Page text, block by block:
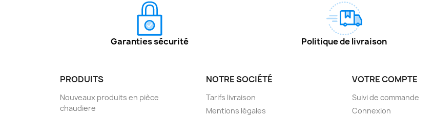
Garanties sécurité Politique de livraison
PRODUITS
Nouveaux produits en pièce
chaudiere
NOTRE SOCIÉTÉ
Tarifs livraison
Mentions légales
VOTRE COMPTE
Suivi de commande
Connexion